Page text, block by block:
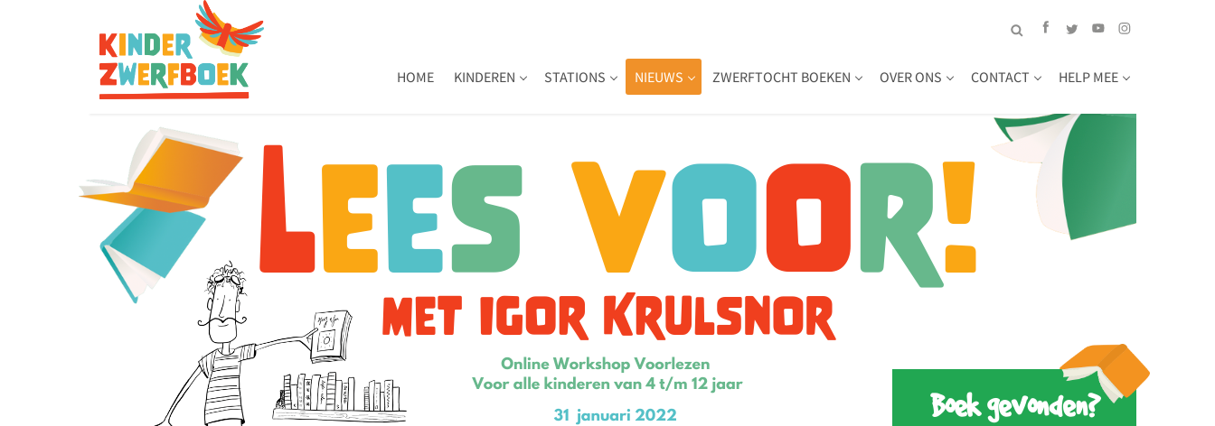
HOME KINDEREN STATIONS NIEUWS ZWERFTOCHT BOEKEN OVER ONS CONTACT HELP MEE
Boek gevonden?